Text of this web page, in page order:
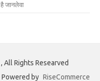
जानलेवा
, All Rights Researved
Powered by RiseCommerce